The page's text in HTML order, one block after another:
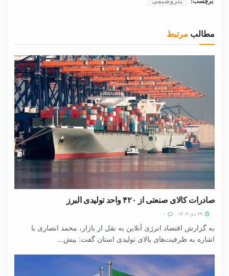
مطالب مرتبط
صادرات کالای صنعتی از ۴۲۰ واحد تولیدی البرز
به گزارش اقتصاد انرژی آنلاین به نقل از بازار، محمد انصاری با
اشاره به ظرفیت‌های بالای تولیدی استان گفت: بیش...